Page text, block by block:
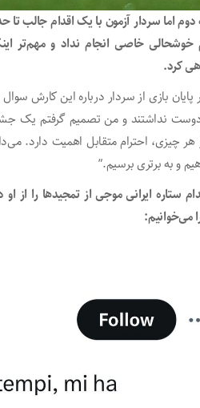
دوم اما سردار آزمون با یک اقدام جالب
خوشحالی خاصی انجام نداد و مهم‌تر
کرد.
پایان بازی از سردار درباره این
دوست نداشتند و من تصمیم گرفتم یک
چیزی، احترام متقابل اهمیت دارد.
و به برتری برسیم.”
ستاره ایرانی موجی از تمجیدها را از
می‌خوانیم: